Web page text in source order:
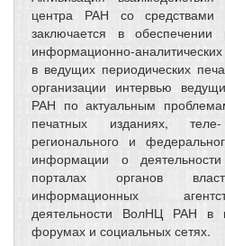
центра РАН со средствами
заключается в обеспечении
информационно-
в ведущих периодических
организации интервью
РАН по актуальным
печатных изданиях,
регионального и
информации о
порталах органов
информационных
деятельности ВолНЦ РАН в
форумах и социальных сетях.